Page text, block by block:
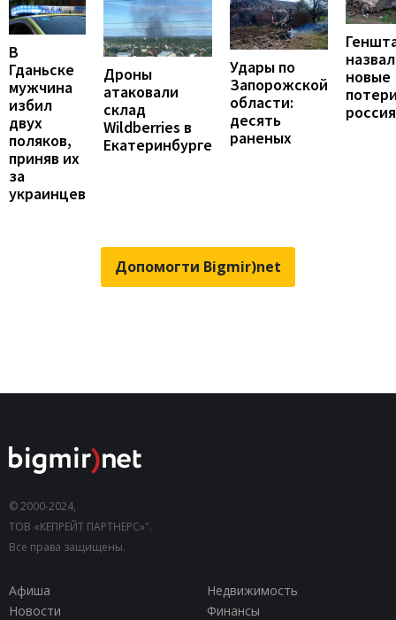
В
Гданьске
мужчина
избил
двух
поляков,
приняв их
за
украинцев
Дроны
атаковали
склад
Wildberries в
Екатеринбурге
Удары по
Запорожской
области:
десять
раненых
назвал
новые
Допомогти Bigmir)net
© 2000-2024,
ТОВ «КЕПРЕЙТ ПАРТНЕРС»".
Все права защищены.
Афиша
Недвижимость
Новости
Финансы